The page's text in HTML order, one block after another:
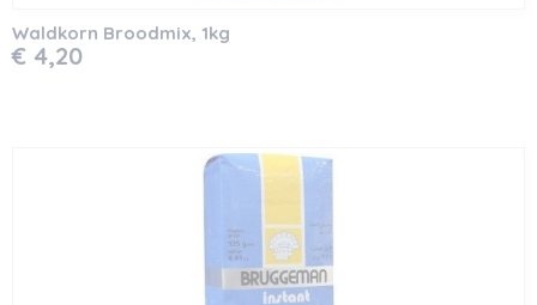
Waldkorn Broodmix, 1kg
€ 4,20